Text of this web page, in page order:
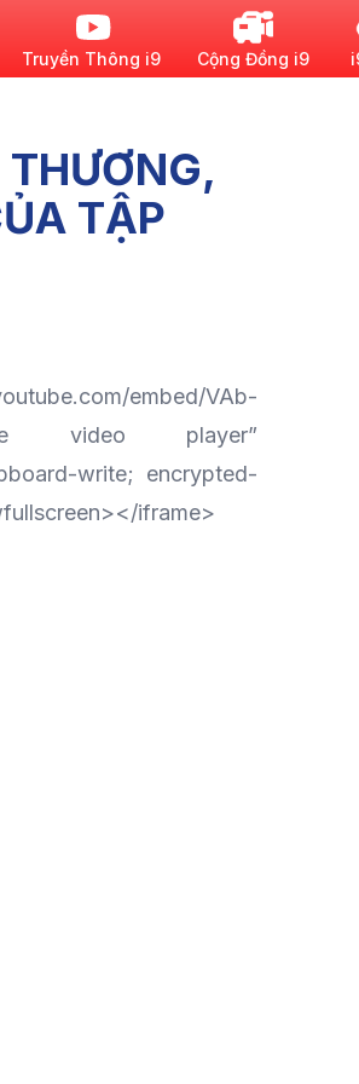
Truyền Thông i9 Cộng Đồng i9
TẬP
embed/VAb-
video player”
write; encrypted-
iframe>